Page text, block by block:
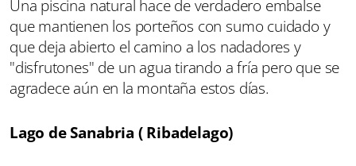
Una piscina natural hace de verdadero embalse
que mantienen los porteños con sumo cuidado y
que deja abierto el camino a los nadadores y
"disfrutones" de un agua tirando a fría pero que se
agradece aún en la montaña estos días.
Lago de Sanabria ( Ribadelago)